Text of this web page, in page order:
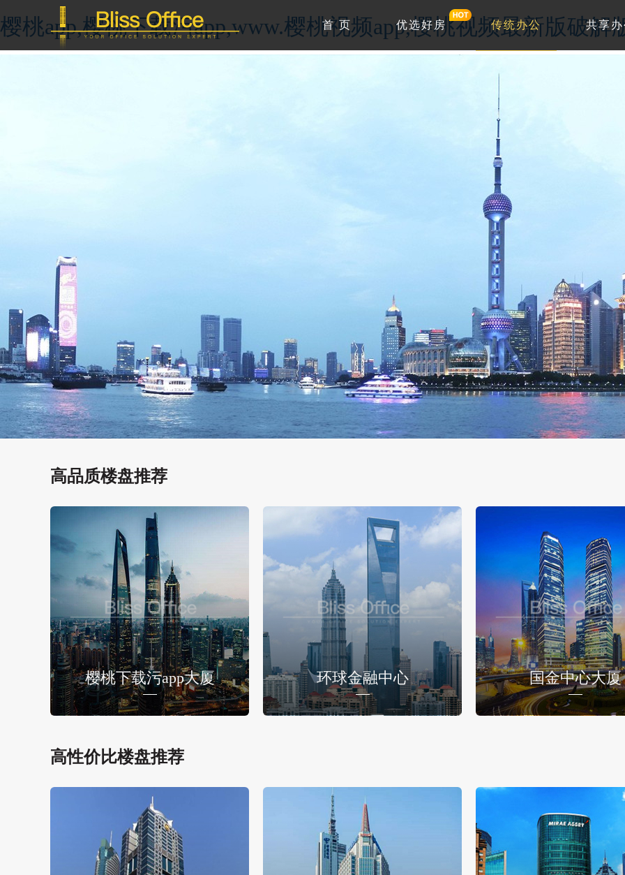
樱桃app,樱桃下载污app,www.樱桃视频app,樱桃视频最新版破解
首 页 优选好房 传统办公 共享
高品质楼盘推荐
樱桃下载污app大厦 环球金融中心 国金中心大厦
高性价比楼盘推荐